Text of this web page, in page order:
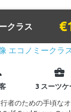
クラス
business_center
3 スーツケ
者のための手頃な